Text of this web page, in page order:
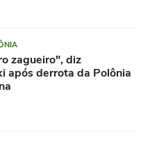
zagueiro", diz
após derrota da Polônia